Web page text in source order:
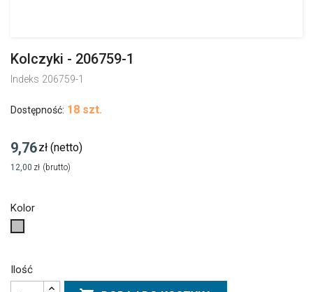
Kolczyki - 206759-1
Indeks 206759-1
Dostępność: 18 szt.
9,76zł (netto)
12,00 zł (brutto)
Kolor
Ilość